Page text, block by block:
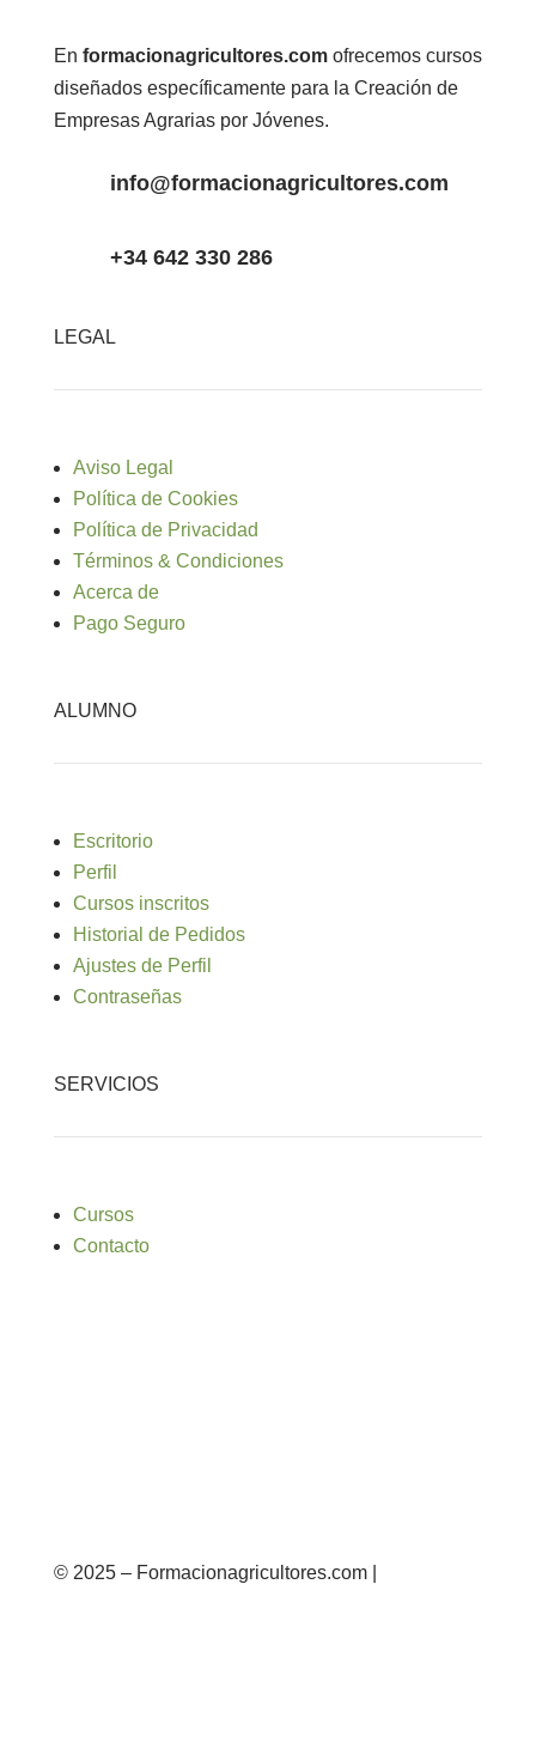
En formacionagricultores.comofrecemos cursos
diseñados específicamente para la Creación de
Empresas Agrarias por Jóvenes.
info@formacionagricultores.com
+34 642 330 286
LEGAL
Aviso Legal
Política de Cookies
Política de Privacidad
Términos & Condiciones
Acerca de
Pago Seguro
ALUMNO
Escritorio
Perfil
Cursos inscritos
Historial de Pedidos
Ajustes de Perfil
Contraseñas
SERVICIOS
Cursos
Contacto
© 2025 – Formacionagricultores.com |